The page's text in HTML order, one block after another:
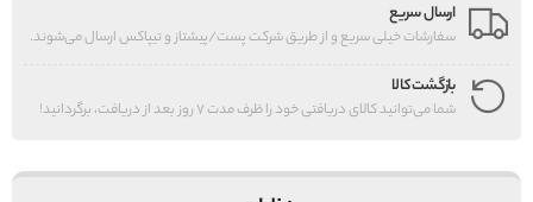
ارسال سریع
سفارشات خیلی سریع و از طریق شرکت پست/پیشتاز و تیپاکس ارسال می‌شوند.
بازگشت کالا
شما می‌توانید کالای دریافتی خود را ظرف مدت 7 روز بعد از دریافت، برگردانید!